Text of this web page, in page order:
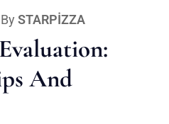
By STARPIZZA
And